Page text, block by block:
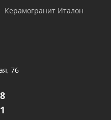
Керамогранит Италон
76